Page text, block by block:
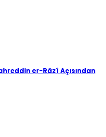
er-Râzî Açısından